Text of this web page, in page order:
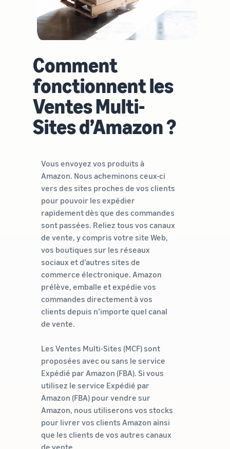
Comment
fonctionnent les
Ventes Multi-
Sites d’Amazon ?
Vous envoyez vos produits à
Amazon. Nous acheminons ceux-ci
vers des sites proches de vos clients
pour pouvoir les expédier
rapidement dès que des commandes
sont passées. Reliez tous vos canaux
de vente, y compris votre site Web,
vos boutiques sur les réseaux
sociaux et d’autres sites de
commerce électronique. Amazon
prélève, emballe et expédie vos
commandes directement à vos
clients depuis n’importe quel canal
de vente.
Les Ventes Multi-Sites (MCF) sont
proposées avec ou sans le service
Expédié par Amazon (FBA). Si vous
utilisez le service Expédié par
Amazon (FBA) pour vendre sur
Amazon, nous utiliserons vos stocks
pour livrer vos clients Amazon ainsi
que les clients de vos autres canaux
de vente.